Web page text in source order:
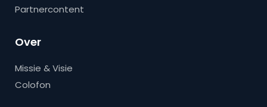
Partnercontent
Over
Missie & Visie
Colofon